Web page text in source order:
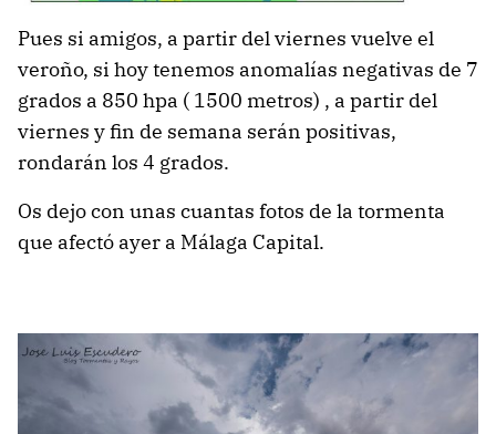
Pues si amigos, a partir del viernes vuelve el
veroño, si hoy tenemos anomalías negativas de 7
grados a 850 hpa ( 1500 metros) , a partir del
viernes y fin de semana serán positivas,
rondarán los 4 grados.
Os dejo con unas cuantas fotos de la tormenta
que afectó ayer a Málaga Capital.